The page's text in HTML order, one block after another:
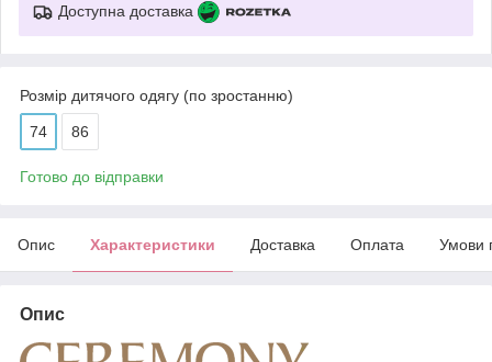
Доступна доставка
Розмір дитячого одягу (по зростанню)
74 86
Готово до відправки
Опис Характеристики Доставка Оплата Умови
Опис